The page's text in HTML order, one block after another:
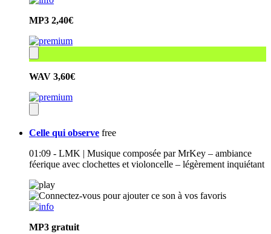
MP3 2,40€
WAV 3,60€
Celle qui observe free
01:09 - LMK | Musique composée par MrKey – ambiance
féerique avec clochettes et violoncelle – légèrement inquiétant
MP3 gratuit